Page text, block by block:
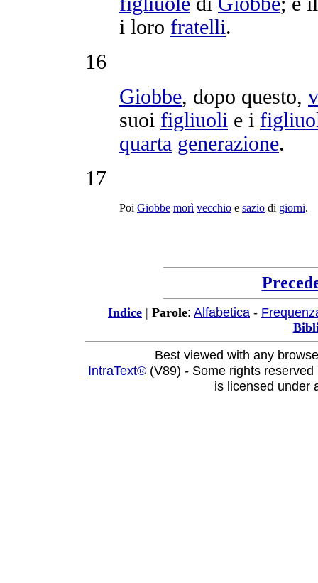
i loro fratelli.
16
Giobbe, dopo questo,
suoi figliuoli e i
quarta generazione.
17
Poi Giobbe morì vecchio e sazio di giorni.
Indice | Parole: Alfabetica -
Best viewed with any
IntraText® (V89) - Some rights
is licensed under